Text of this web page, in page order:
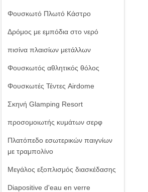
Φουσκωτό Πλωτό Κάστρο
Δρόμος με εμπόδια στο νερό
πισίνα πλαισίων μετάλλων
Φουσκωτός αθλητικός θόλος
Φουσκωτές Τέντες Airdome
Σκηνή Glamping Resort
προσομοιωτής κυμάτων σερφ
Πλατόπεδο εσωτερικών παιγνίων
με τραμπολίνο
Μεγάλος εξοπλισμός διασκέδασης
Diapositive d'eau en verre